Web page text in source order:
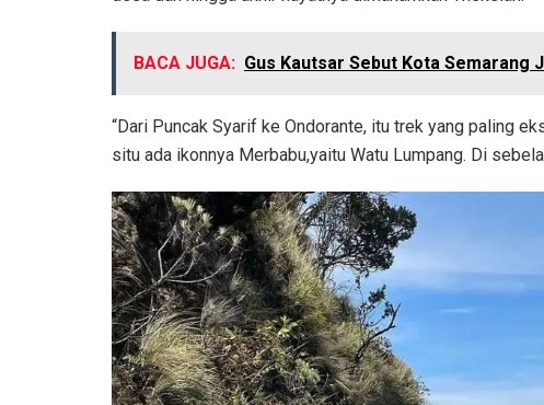
BACA JUGA: Gus Kautsar Sebut Kota Semarang
“Dari Puncak Syarif ke Ondorante, itu trek yang paling
situ ada ikonnya Merbabu,yaitu Watu Lumpang. Di